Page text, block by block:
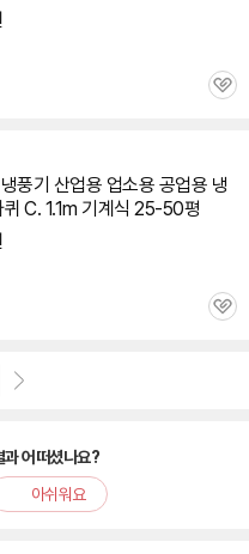
관
풍기 산업용 업소용 공업용 냉
C. 1.1m 기계식 25-50평
관
어떠셨나요?
아쉬워요